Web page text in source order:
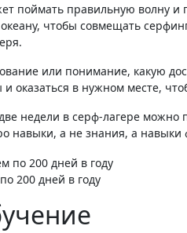
поймать правильную волну и
чтобы совмещать
или понимание, какую
оказаться в нужном месте,
недели в серф-лагере
навыки, а не знания, а
200 дней в году